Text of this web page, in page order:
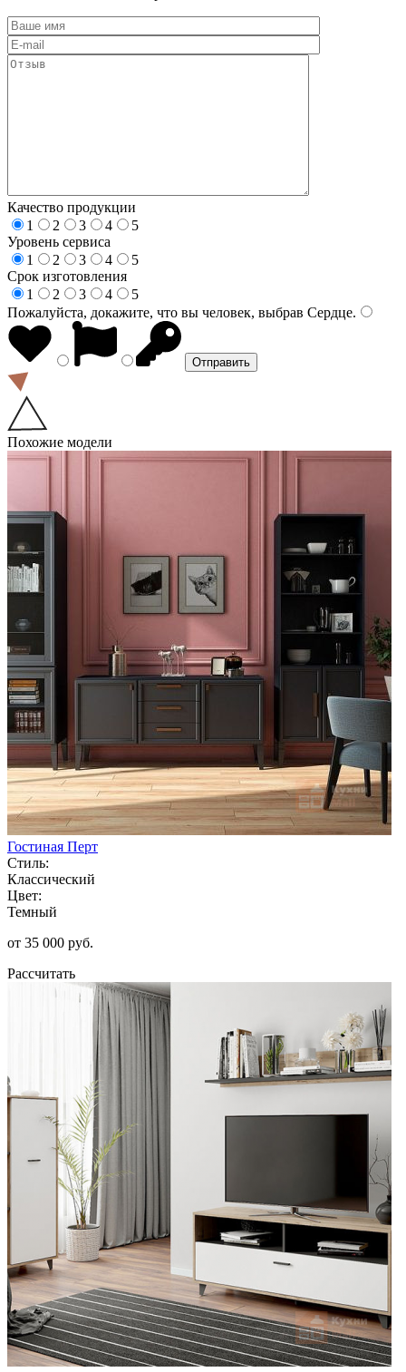
Качество продукции
1
2 3 4
5
Уровень сервиса
1
2 3 4
5
Срок изготовления
1
2 3 4
5
Пожалуйста, докажите, что вы человек, выбрав Сердце.
Похожие модели
Гостиная Перт
Стиль:
Классический
Цвет:
Темный
от 35 000 руб.
Рассчитать